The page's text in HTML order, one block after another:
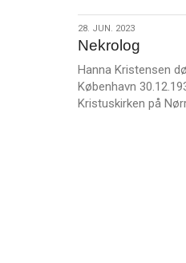
28.
jun.
2023
28. JUN. 2023
Nekrolog
Hanna Kristensen
København
Kristuskirken på